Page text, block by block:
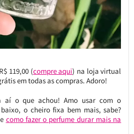
119,00 (compre aqui) na loja virtual
em todas as compras. Adoro!
aí o que achou! Amo usar com o
o cheiro fixa bem mais, sabe?
como fazer o perfume durar mais na